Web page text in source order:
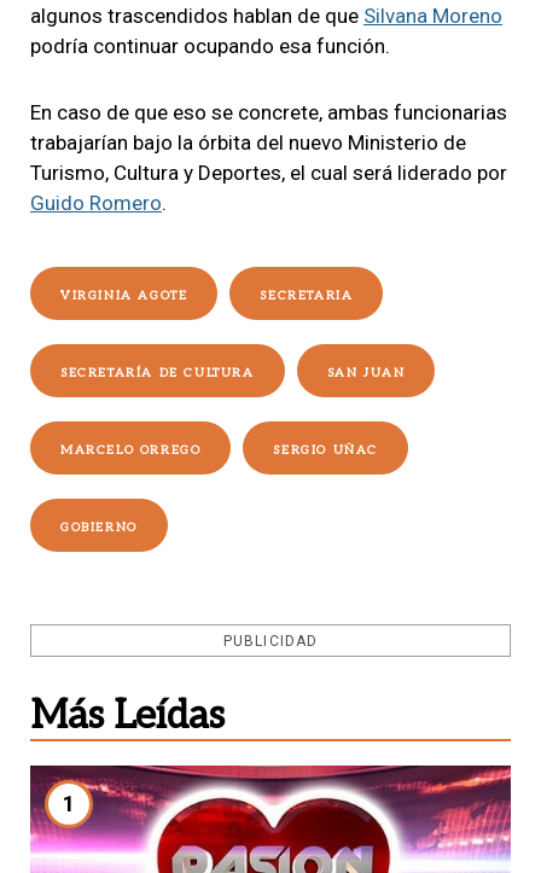
algunos trascendidos hablan de que Silvana Moreno
podría continuar ocupando esa función.
En caso de que eso se concrete, ambas funcionarias
trabajarían bajo la órbita del nuevo Ministerio de
Turismo, Cultura y Deportes, el cual será liderado por
Guido Romero.
VIRGINIA AGOTE SECRETARIA
SECRETARÍA DE CULTURA SAN JUAN
MARCELO ORREGO SERGIO UÑAC
GOBIERNO
PUBLICIDAD
Más Leídas
1